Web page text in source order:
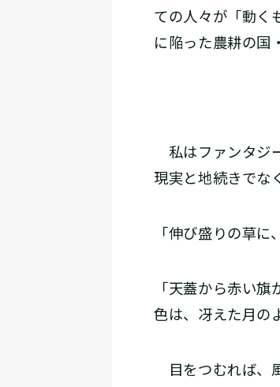
ての人々が「動く
に陥った農耕の国・
私はファンタジ
現実と地続きでな
「伸び盛りの草
「天蓋から赤い
色は、冴えた月の
目をつむれば、